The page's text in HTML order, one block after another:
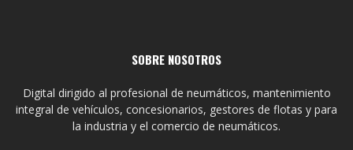
SOBRE NOSOTROS
Digital dirigido al profesional de neumáticos, mantenimiento
integral de vehículos, concesionarios, gestores de flotas y para
la industria y el comercio de neumáticos.